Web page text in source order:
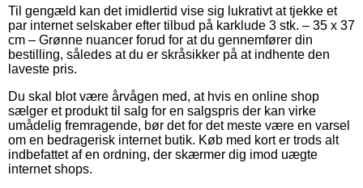
Til gengæld kan det imidlertid vise sig lukrativt at tjekke et
par internet selskaber efter tilbud på karklude 3 stk. – 35 x 37
cm – Grønne nuancer forud for at du gennemfører din
bestilling, således at du er skråsikker på at indhente den
laveste pris.
Du skal blot være årvågen med, at hvis en online shop
sælger et produkt til salg for en salgspris der kan virke
umådelig fremragende, bør det for det meste være en varsel
om en bedragerisk internet butik. Køb med kort er trods alt
indbefattet af en ordning, der skærmer dig imod uægte
internet shops.